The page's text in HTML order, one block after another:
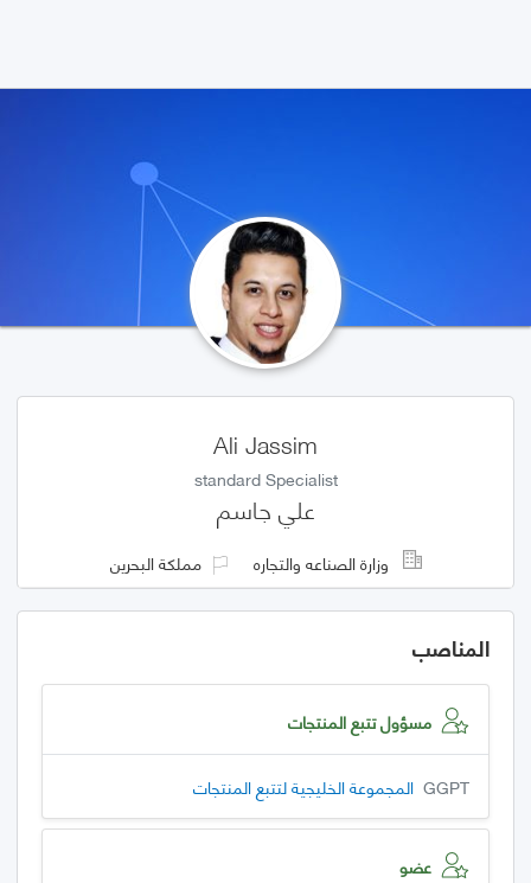
Ali Jassim
standard Specialist
علي جاسم
وزارة الصناعه والتجاره مملكة البحرين
المناصب
مسؤول تتبع المنتجات
GGPT المجموعة الخليجية لتتبع المنتجات
عضو